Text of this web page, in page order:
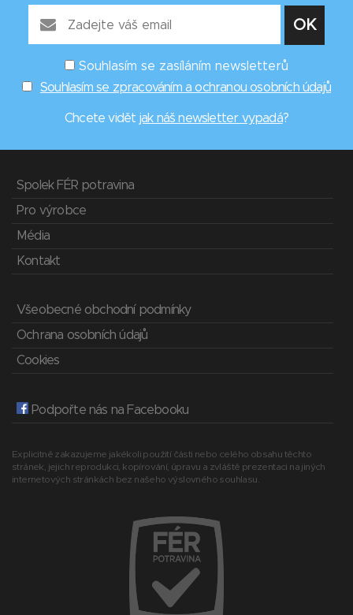
Souhlasím se zasíláním newsletterů
Souhlasím se zpracováním a ochranou osobních údajů
Chcete vidět jak náš newsletter vypadá?
Spolek FÉR potravina
Pro výrobce
Média
Kontakt
Všeobecné obchodní podmínky
Ochrana osobních údajů
Cookies
Podpořte nás na Facebooku
Explicitně zakazujeme jakékoli použití části nebo celého obsahu těchto
stránek, jejich reprodukci, kopírování, úpravu a zvláště prezentaci na jiných
internetových stránkách bez našeho výslovného souhlasu.